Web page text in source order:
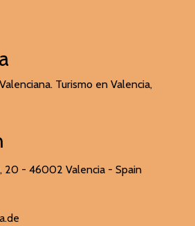
Turismo en Valencia,
20 - 46002 Valencia - Spain